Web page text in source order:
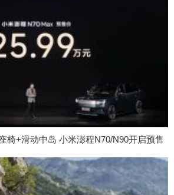
椅+滑动中岛 小米澎程N70/N90开启预售